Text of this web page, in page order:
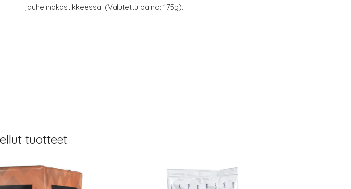
jauhelihakastikkeessa. (Valutettu paino: 175g).
tuotteet